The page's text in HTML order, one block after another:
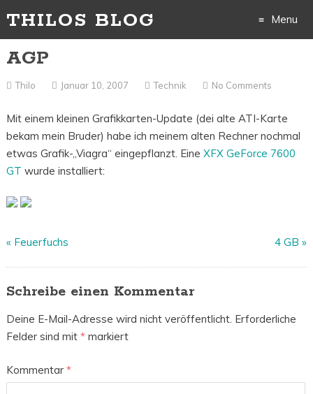
THILOS BLOG Menu
to
content
AGP
Thilo Januar 10, 2007 Technik No Comments
Mit einem kleinen Grafikkarten-Update (dei alte ATI-Karte
bekam mein Bruder) habe ich meinem alten Rechner nochmal
etwas Grafik-„Viagra“ eingepflanzt. Eine XFX GeForce 7600
GT wurde installiert:
« Feuerfuchs 4 GB »
Schreibe einen Kommentar
Deine E-Mail-Adresse wird nicht veröffentlicht. Erforderliche
Felder sind mit *markiert
Kommentar *